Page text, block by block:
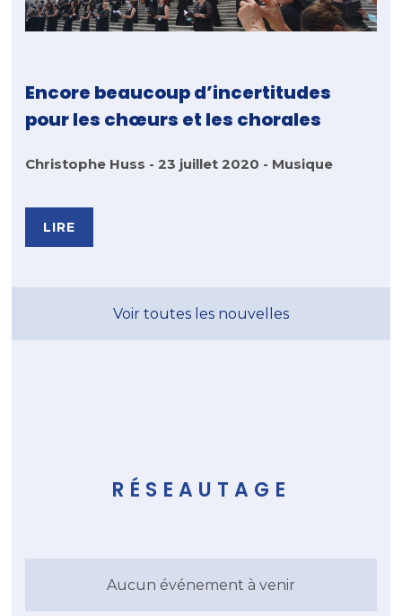
Encore beaucoup d’incertitudes
pour les chœurs et les chorales
Christophe Huss - 23 juillet 2020 - Musique
LIRE
Voir toutes les nouvelles
RÉSEAUTAGE
Aucun événement à venir